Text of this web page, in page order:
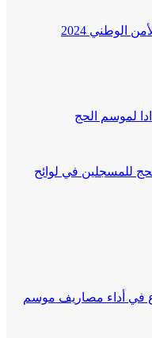
الوطني 2024
لموسم الحج
للمسجلين في لوائح
في أداء مصاريف موسم